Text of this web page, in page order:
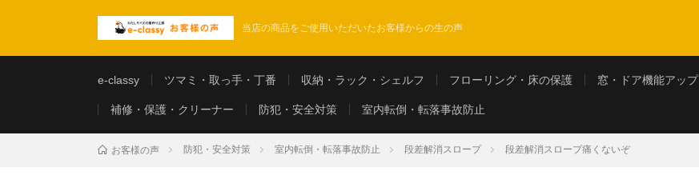
当店の商品をご使用いただいたお客様からの生の声
e-classy ツマミ・取っ手・丁番 収納・ラック・シェルフ フローリング・床の保護 窓・ドア機能アップ
補修・保護・クリーナー 防犯・安全対策 室内転倒・転落事故防止
お客様の声 防犯・安全対策 室内転倒・転落事故防止 段差解消スロープ 段差解消スロープ痛くないぞ